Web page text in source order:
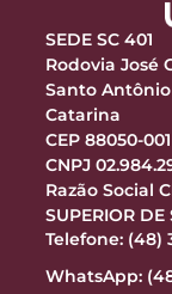
SEDE SC 401
Rodovia José
Santo
Catarina
CEP 88050-001
CNPJ
Razão Social
SUPERIOR DE
Telefone: (48)
WhatsApp: